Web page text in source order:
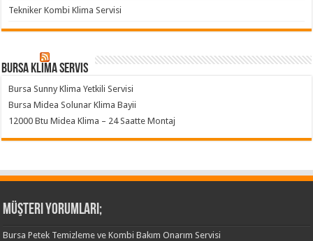
Tekniker Kombi Klima Servisi
Bursa klima servis
Bursa Sunny Klima Yetkili Servisi
Bursa Midea Solunar Klima Bayii
12000 Btu Midea Klima – 24 Saatte Montaj
Müşteri Yorumları;
Bursa Petek Temizleme ve Kombi Bakım Onarım Servisi